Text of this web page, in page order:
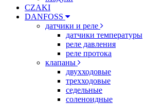
CZAKI
DANFOSS
датчики и реле
датчики температуры
реле давления
реле протока
клапаны
двухходовые
трехходовые
седельные
соленоидные